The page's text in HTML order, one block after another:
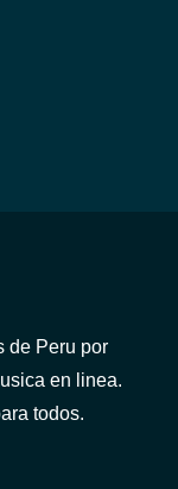
de Peru por
en linea.
todos.